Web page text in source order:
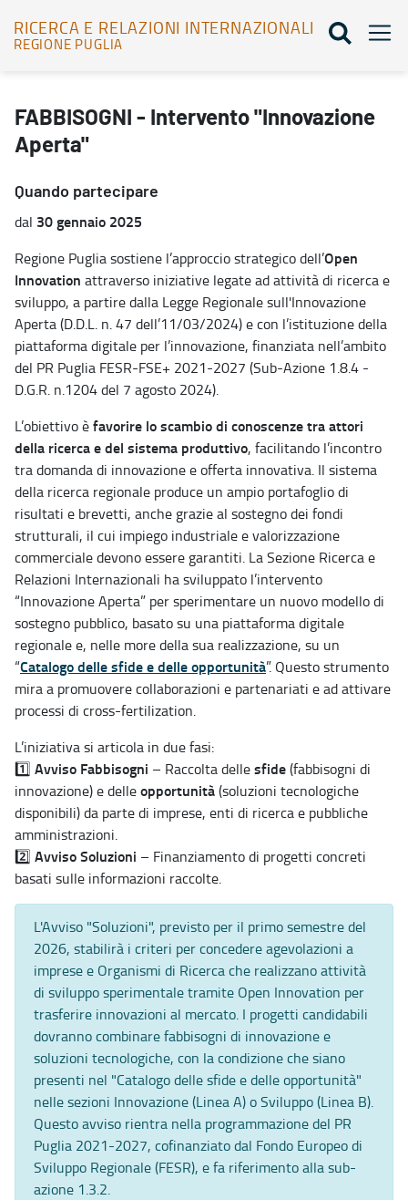
RICERCA E RELAZIONI INTERNAZIONALI
REGIONE PUGLIA
FABBISOGNI - Intervento "Innovazione
Aperta"
Quando partecipare
dal 30 gennaio 2025
Regione Puglia sostiene l’approccio strategico dell’Open
Innovation attraverso iniziative legate ad attività di ricerca e
sviluppo, a partire dalla Legge Regionale sull'Innovazione
Aperta (D.D.L. n. 47 dell’11/03/2024) e con l’istituzione della
piattaforma digitale per l’innovazione, finanziata nell’ambito
del PR Puglia FESR-FSE+ 2021-2027 (Sub-Azione 1.8.4 -
D.G.R. n.1204 del 7 agosto 2024).
L’obiettivo èfavorire lo scambio di conoscenze tra attori
della ricerca e del sistema produttivo, facilitando l’incontro
tra domanda di innovazione e offerta innovativa. Il sistema
della ricerca regionale produce un ampio portafoglio di
risultati e brevetti, anche grazie al sostegno dei fondi
strutturali, il cui impiego industriale e valorizzazione
commerciale devono essere garantiti. La Sezione Ricerca e
Relazioni Internazionali ha sviluppato l’intervento
“Innovazione Aperta” per sperimentare un nuovo modello di
sostegno pubblico, basato su una piattaforma digitale
regionale e, nelle more della sua realizzazione, su un
“Catalogo delle sfide e delle opportunità”. Questo strumento
mira a promuovere collaborazioni e partenariati e ad attivare
processi di cross-fertilization.
L’iniziativa si articola in due fasi:
1️⃣ Avviso Fabbisogni – Raccolta dellesfide(fabbisogni di
innovazione) e delleopportunità(soluzioni tecnologiche
disponibili) da parte di imprese, enti di ricerca e pubbliche
amministrazioni.
2️⃣ Avviso Soluzioni – Finanziamento di progetti concreti
basati sulle informazioni raccolte.
L'Avviso "Soluzioni", previsto per il primo semestre del
2026, stabilirà i criteri per concedere agevolazioni a
imprese e Organismi di Ricerca che realizzano attività
di sviluppo sperimentale tramite Open Innovation per
trasferire innovazioni al mercato. I progetti candidabili
dovranno combinare fabbisogni di innovazione e
soluzioni tecnologiche, con la condizione che siano
presenti nel "Catalogo delle sfide e delle opportunità"
nelle sezioni Innovazione (Linea A) o Sviluppo (Linea B).
Questo avviso rientra nella programmazione del PR
Puglia 2021-2027, cofinanziato dal Fondo Europeo di
Sviluppo Regionale (FESR), e fa riferimento alla sub-
azione 1.3.2.